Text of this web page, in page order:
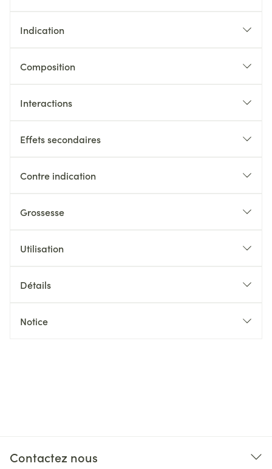
Indication
Composition
Interactions
Effets secondaires
Contre indication
Grossesse
Utilisation
Détails
Notice
Contactez nous